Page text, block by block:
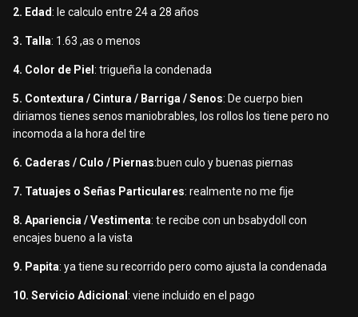
2. Edad: le calculo entre 24 a 28 años
3. Talla: 1.63 ,as o menos
4. Color de Piel : trigueña la condenada
5. Contextura / Cintura / Barriga / Senos: De cuerpo bien
diriamos tienes senos maniobrables, los rollos los tiene pero no
incomoda a la hora del tire
6. Caderas / Culo / Piernas:buen culo y buenas piernas
7. Tatuajes o Señas Particulares: realmente no me fije
8. Apariencia / Vestimenta: te recibe con un bsabydoll con
encajes bueno a la vista
9. Papita: ya tiene su recorrido pero como ajusta la condenada
10. Servicio Adicional : viene incluido en el pago